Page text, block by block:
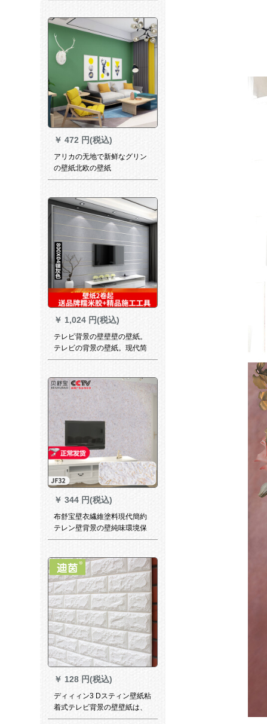
北欧风のアイデア壁に大气壁
画を配置します。
￥ 472 円(税込)
アリカの无地で新鲜なグリン
の壁紙北欧の壁紙
￥ 1,024 円(税込)
テレビ背景の壁壁壁の壁紙。
テレビの背景の壁紙。现代简
单的ベド不织布的3 D立体色ス
の壁の壁紙は幾何学的に800
です。×04シルバーグレーの
壁紙です。
￥ 344 円(税込)
布舒宝壁衣繊維塗料現代簡約
テレン壁背景の壁純味環境保
護立体居間ソファ壁塗料500
￥ 128 円(税込)
ディィィン3 Dスティン壁紙粘
着式テレビ背景の壁壁紙は、
防水性防湿児の衝突を防止す